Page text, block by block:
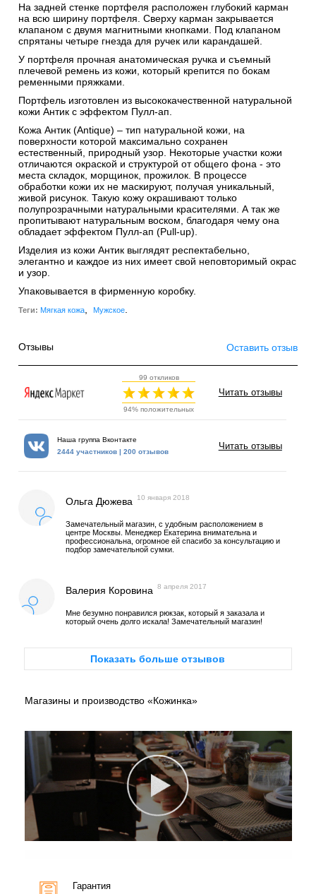
На задней стенке портфеля расположен глубокий карман
на всю ширину портфеля. Сверху карман закрывается
клапаном с двумя магнитными кнопками. Под клапаном
спрятаны четыре гнезда для ручек или карандашей.
У портфеля прочная анатомическая ручка и съемный
плечевой ремень из кожи, который крепится по бокам
ременными пряжками.
Портфель изготовлен из высококачественной натуральной
кожи Антик c эффектом Пулл-ап.
Кожа Антик (Antique) – тип натуральной кожи, на
поверхности которой максимально сохранен
естественный, природный узор. Некоторые участки кожи
отличаются окраской и структурой от общего фона - это
места складок, морщинок, прожилок. В процессе
обработки кожи их не маскируют, получая уникальный,
живой рисунок. Такую кожу окрашивают только
полупрозрачными натуральными красителями. А так же
пропитывают натуральным воском, благодаря чему она
обладает эффектом Пулл-ап (Pull-up).
Изделия из кожи Антик выглядят респектабельно,
элегантно и каждое из них имеет свой неповторимый окрас
и узор.
Упаковывается в фирменную коробку.
Теги: Мягкая кожа Мужское.
Отзывы Оставить отзыв
99 откликов
94% положительных
Читать отзывы
Наша группа Вконтакте
2444 участников | 200 отзывов
Читать отзывы
Ольга Дюжева 10 января 2018
Замечательный магазин, с удобным расположением в
центре Москвы. Менеджер Екатерина внимательна и
профессиональна, огромное ей спасибо за консультацию и
подбор замечательной сумки.
Валерия Коровина 8 апреля 2017
Мне безумно понравился рюкзак, который я заказала и
который очень долго искала! Замечательный магазин!
Показать больше отзывов
Магазины и производство «Кожинка»
Гарантия